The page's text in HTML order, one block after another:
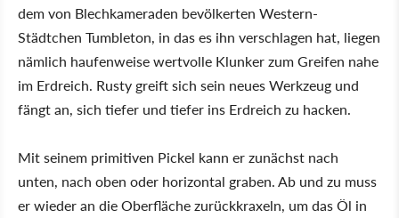
dem von Blechkameraden bevölkerten Western-
Städtchen Tumbleton, in das es ihn verschlagen hat, liegen
nämlich haufenweise wertvolle Klunker zum Greifen nahe
im Erdreich. Rusty greift sich sein neues Werkzeug und
fängt an, sich tiefer und tiefer ins Erdreich zu hacken.
Mit seinem primitiven Pickel kann er zunächst nach
unten, nach oben oder horizontal graben. Ab und zu muss
er wieder an die Oberfläche zurückkraxeln, um das Öl in